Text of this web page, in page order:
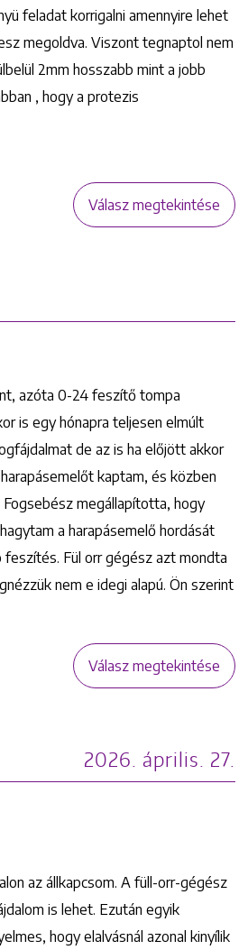
feladat korrigalni amennyire lehet
megoldva. Viszont tegnaptol nem
2mm hosszabb mint a jobb
, hogy a protezis
Válasz megtekintése
azóta 0-24 feszítő tompa
is egy hónapra teljesen elmúlt
de az is ha előjött akkor
kaptam, és közben
megállapította, hogy
a harapásemelő hordását
Fül orr gégész azt mondta
nem e idegi alapú. Ön szerint
Válasz megtekintése
2026. április. 27.
az állkapcsom. A füll-orr-gégész
is lehet. Ezután egyik
hogy elalvásnál azonal kinyílik